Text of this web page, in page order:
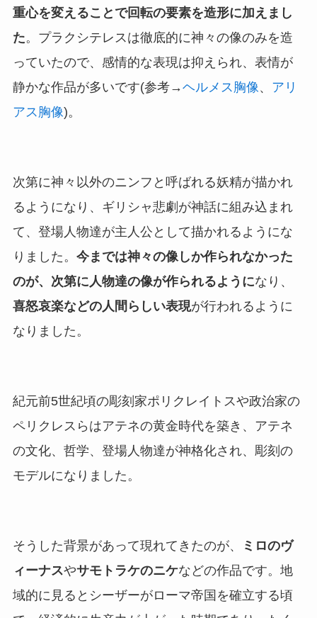
重心を変えることで回転の要素を造形に加えまし
た。プラクシテレスは徹底的に神々の像のみを造
っていたので、感情的な表現は抑えられ、表情が
静かな作品が多いです(参考→ヘルメス胸像 、 アリ
アス胸像)。
次第に神々以外のニンフと呼ばれる妖精が描かれ
るようになり、ギリシャ悲劇が神話に組み込まれ
て、登場人物達が主人公として描かれるようにな
りました。 今までは神々の像しか作られなかった
のが、次第に人物達の像が作られるようになり、
喜怒哀楽などの人間らしい表現が行われるように
なりました。
紀元前5世紀頃の彫刻家ポリクレイトスや政治家の
ペリクレスらはアテネの黄金時代を築き、アテネ
の文化、哲学、登場人物達が神格化され、彫刻の
モデルになりました。
そうした背景があって現れてきたのが、
ミロのヴ
ィーナスやサモトラケのニケなどの作品です。地
域的に見るとシーザーがローマ帝国を確立する頃